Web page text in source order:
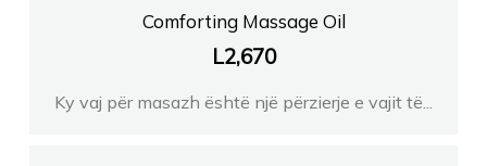
Comforting Massage Oil
L2,670
Ky vaj për masazh është një përzierje e vajit të...